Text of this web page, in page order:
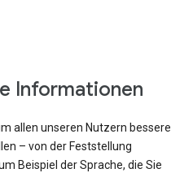
Informationen
allen unseren Nutzern bessere
– von der Feststellung
Beispiel der Sprache, die Sie